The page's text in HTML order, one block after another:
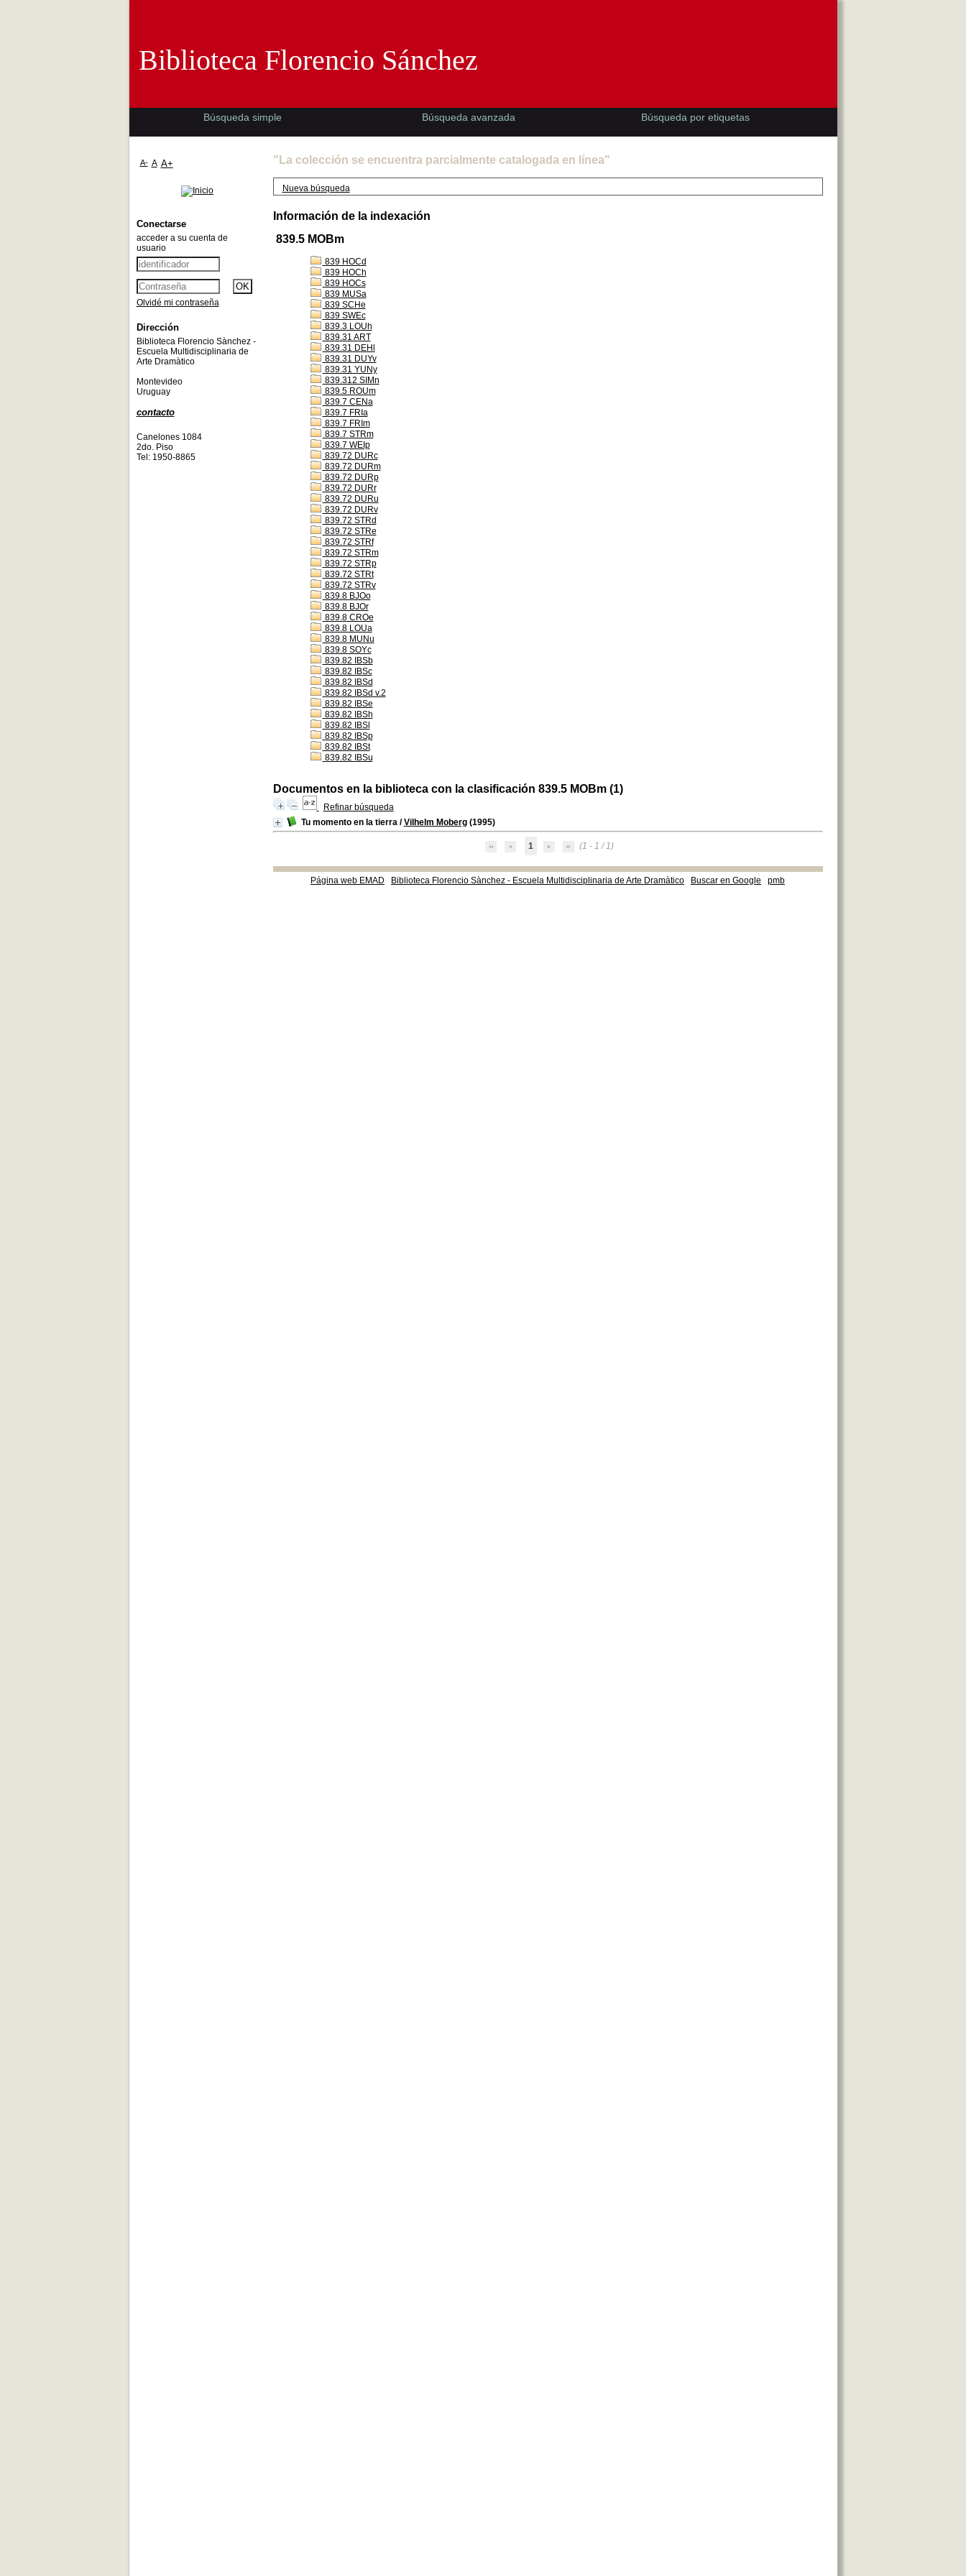
"La colección se encuentra parcialmente catalogada en línea"
Nueva búsqueda
Información de la indexación
839.5 MOBm
839 HOCd
839 HOCh
839 HOCs
839 MUSa
839 SCHe
839 SWEc
839.3 LOUh
839.31 ART
839.31 DEHl
839.31 DUYv
839.31 YUNy
839.312 SIMn
839.5 ROUm
839.7 CENa
839.7 FRIa
839.7 FRIm
839.7 STRm
839.7 WEIp
839.72 DURc
839.72 DURm
839.72 DURp
839.72 DURr
839.72 DURu
839.72 DURv
839.72 STRd
839.72 STRe
839.72 STRf
839.72 STRm
839.72 STRp
839.72 STRt
839.72 STRv
839.8 BJOo
839.8 BJOr
839.8 CROe
839.8 LOUa
839.8 MUNu
839.8 SOYc
839.82 IBSb
839.82 IBSc
839.82 IBSd
839.82 IBSd v.2
839.82 IBSe
839.82 IBSh
839.82 IBSl
839.82 IBSp
839.82 IBSt
839.82 IBSu
Documentos en la biblioteca con la clasificación 839.5 MOBm (1)
Refinar búsqueda
Tu momento en la tierra/Vilhelm Moberg(1995)
1 (1 - 1 / 1)
Página web EMAD Biblioteca Florencio Sànchez - Escuela Multidisciplinaria de Arte Dramàtico Buscar en Google pmb
Biblioteca Florencio Sánchez
Búsqueda simple Búsqueda avanzada Búsqueda por etiquetas
A- A A+
Conectarse
acceder a su cuenta de
usuario
Olvidé mi contraseña
Dirección
Biblioteca Florencio Sànchez -
Escuela Multidisciplinaria de
Arte Dramàtico
Montevideo
Uruguay
contacto
Canelones 1084
2do. Piso
Tel: 1950-8865